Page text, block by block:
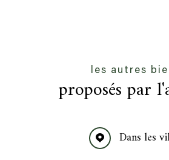
les autres
proposés par
Dans les